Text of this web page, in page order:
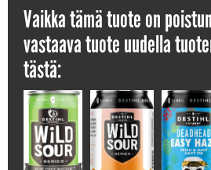
Vaikka tämä tuote on
vastaava tuote uudella
tästä: